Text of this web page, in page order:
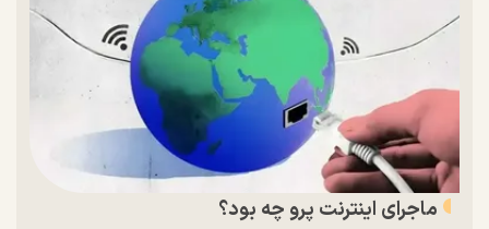
ماجرای اینترنت پرو چه بود؟